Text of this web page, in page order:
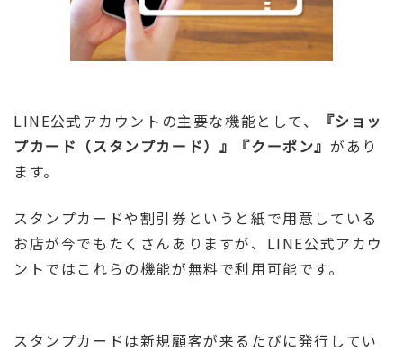
LINE公式アカウントの主要な機能として、
『ショッ
プカード（スタンプカード）』『クーポン』 があり
ます。
スタンプカードや割引券というと紙で用意している
お店が今でもたくさんありますが、LINE公式アカウ
ントではこれらの機能が無料で利用可能です。
スタンプカードは新規顧客が来るたびに発行してい